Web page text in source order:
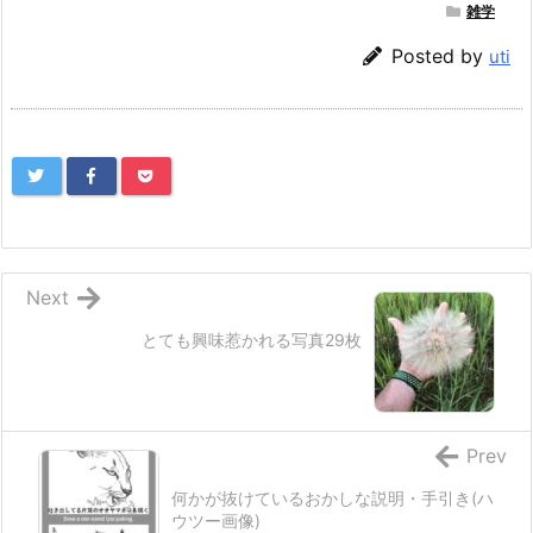
雑学
Posted by uti
とても興味惹かれる写真29枚
Next
何かが抜けているおかしな説明・手引き(ハ
ウツー画像)
Prev